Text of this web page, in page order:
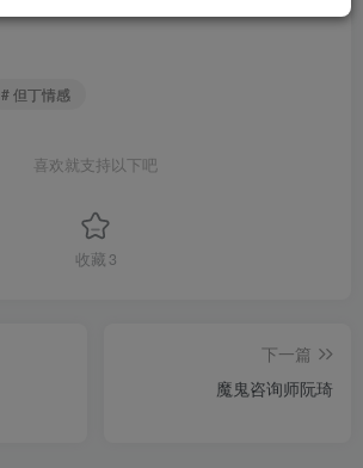
# 但丁情感
喜欢就支持以下吧
收藏 3
下一篇
魔鬼咨询师阮琦